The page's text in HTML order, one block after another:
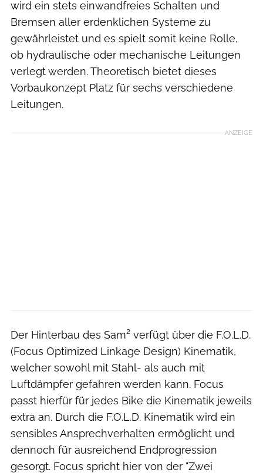
wird ein stets einwandfreies Schalten und
Bremsen aller erdenklichen Systeme zu
gewährleistet und es spielt somit keine Rolle,
ob hydraulische oder mechanische Leitungen
verlegt werden. Theoretisch bietet dieses
Vorbaukonzept Platz für sechs verschiedene
Leitungen.
ANZEIGE
Der Hinterbau des Sam² verfügt über die F.O.L.D.
(Focus Optimized Linkage Design) Kinematik,
welcher sowohl mit Stahl- als auch mit
Luftdämpfer gefahren werden kann. Focus
passt hierfür für jedes Bike die Kinematik jeweils
extra an. Durch die F.O.L.D. Kinematik wird ein
sensibles Ansprechverhalten ermöglicht und
dennoch für ausreichend Endprogression
gesorgt. Focus spricht hier von der "Zwei